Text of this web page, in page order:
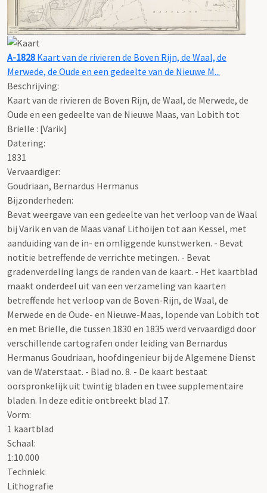
A-1828 Kaart van de rivieren de Boven Rijn, de Waal, de
Merwede, de Oude en een gedeelte van de Nieuwe M...
Beschrijving:
Kaart van de rivieren de Boven Rijn, de Waal, de Merwede, de
Oude en een gedeelte van de Nieuwe Maas, van Lobith tot
Brielle : [Varik]
Datering:
1831
Vervaardiger:
Goudriaan, Bernardus Hermanus
Bijzonderheden:
Bevat weergave van een gedeelte van het verloop van de Waal
bij Varik en van de Maas vanaf Lithoijen tot aan Kessel, met
aanduiding van de in- en omliggende kunstwerken. - Bevat
notitie betreffende de verrichte metingen. - Bevat
gradenverdeling langs de randen van de kaart. - Het kaartblad
maakt onderdeel uit van een verzameling van kaarten
betreffende het verloop van de Boven-Rijn, de Waal, de
Merwede en de Oude- en Nieuwe-Maas, lopende van Lobith tot
en met Brielle, die tussen 1830 en 1835 werd vervaardigd door
verschillende cartografen onder leiding van Bernardus
Hermanus Goudriaan, hoofdingenieur bij de Algemene Dienst
van de Waterstaat. - Blad no. 8. - De kaart bestaat
oorspronkelijk uit twintig bladen en twee supplementaire
bladen. In deze editie ontbreekt blad 17.
Vorm:
1 kaartblad
Schaal:
1:10.000
Techniek:
Lithografie